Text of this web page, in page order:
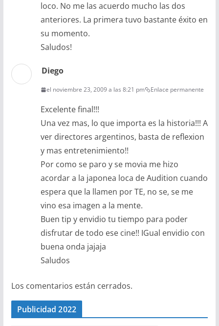
loco. No me las acuerdo mucho las dos
anteriores. La primera tuvo bastante éxito en
su momento.
Saludos!
Diego
el noviembre 23, 2009 a las 8:21 pm Enlace permanente
Excelente final!!!
Una vez mas, lo que importa es la historia!!! A
ver directores argentinos, basta de reflexion
y mas entretenimiento!!
Por como se paro y se movia me hizo
acordar a la japonea loca de Audition cuando
espera que la llamen por TE, no se, se me
vino esa imagen a la mente.
Buen tip y envidio tu tiempo para poder
disfrutar de todo ese cine!! IGual envidio con
buena onda jajaja
Saludos
Los comentarios están cerrados.
Publicidad 2022